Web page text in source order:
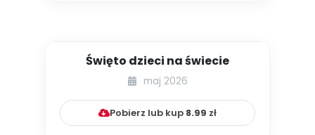
Święto dzieci na świecie
maj 2026
Pobierz lub kup 8.99 zł